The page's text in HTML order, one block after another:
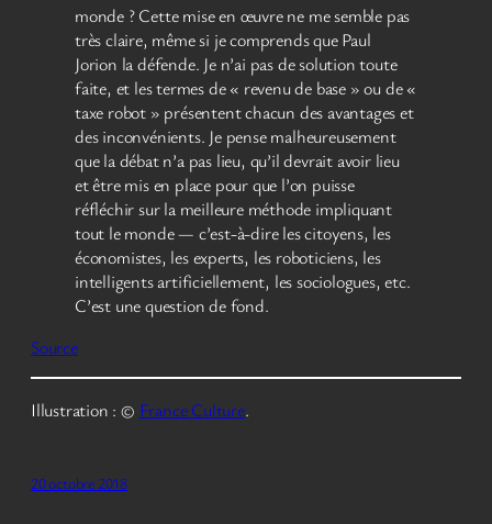
monde ? Cette mise en œuvre ne me semble pas
très claire, même si je comprends que Paul
Jorion la défende. Je n’ai pas de solution toute
faite, et les termes de « revenu de base » ou de «
taxe robot » présentent chacun des avantages et
des inconvénients. Je pense malheureusement
que la débat n’a pas lieu, qu’il devrait avoir lieu
et être mis en place pour que l’on puisse
réfléchir sur la meilleure méthode impliquant
tout le monde — c’est-à-dire les citoyens, les
économistes, les experts, les roboticiens, les
intelligents artificiellement, les sociologues, etc.
C’est une question de fond.
Source
Illustration : © France Culture.
20 octobre 2018